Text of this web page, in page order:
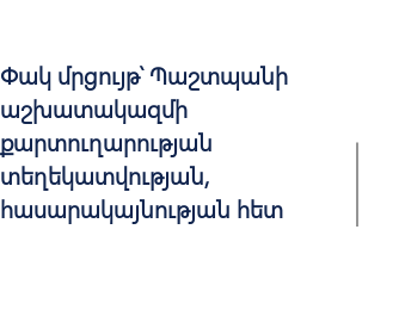
Փակ մրցույթ՝ Պաշտպանի
աշխատակազմի
քարտուղարության
տեղեկատվության,
հասարակայնության հետ